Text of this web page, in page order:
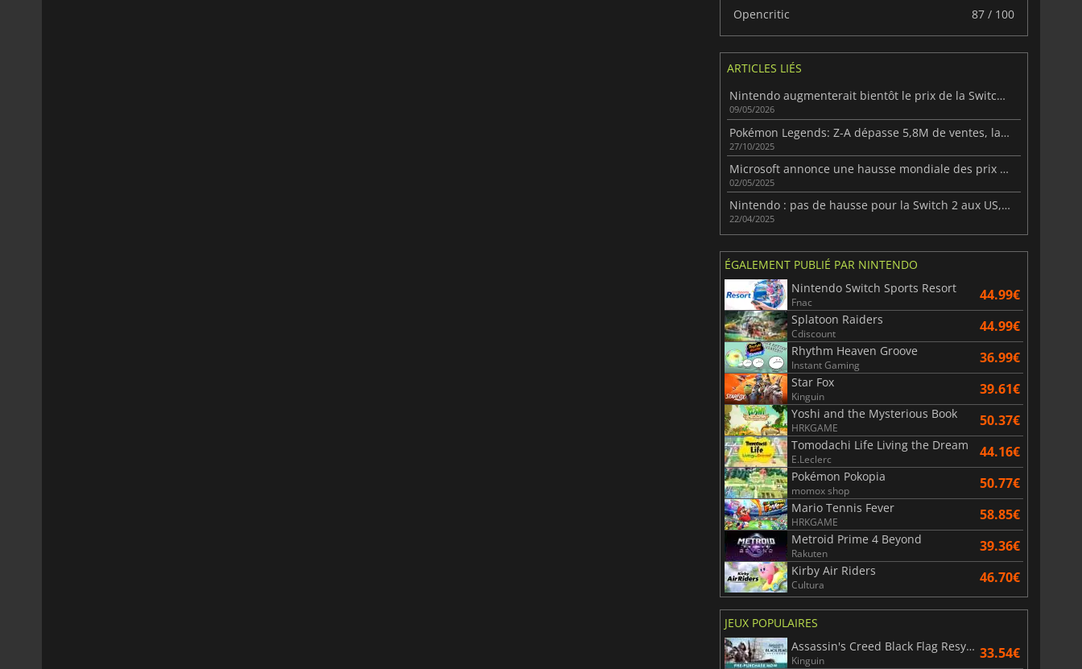
Opencritic
87 / 100
ARTICLES LIÉS
Nintendo augmenterait bientôt le prix de la Switch 2 dans le monde entier
09/05/2026
Pokémon Legends: Z-A dépasse 5,8M de ventes, la Switch 2 domine
27/10/2025
Microsoft annonce une hausse mondiale des prix pour sa catégorie gaming
02/05/2025
Nintendo : pas de hausse pour la Switch 2 aux US, mais des accessoires plus chers
22/04/2025
ÉGALEMENT PUBLIÉ PAR NINTENDO
Nintendo Switch Sports Resort
Fnac 44.99€
Splatoon Raiders
Cdiscount 44.99€
Rhythm Heaven Groove
Instant Gaming 36.99€
Star Fox
Kinguin 39.61€
Yoshi and the Mysterious Book
HRKGAME 50.37€
Tomodachi Life Living the Dream
E.Leclerc 44.16€
Pokémon Pokopia
momox shop 50.77€
Mario Tennis Fever
HRKGAME 58.85€
Metroid Prime 4 Beyond
Rakuten 39.36€
Kirby Air Riders
Cultura 46.70€
JEUX POPULAIRES
Assassin's Creed Black Flag Resynced
Kinguin 33.54€